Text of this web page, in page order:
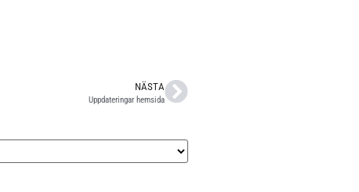
NÄSTA
Uppdateringar hemsida